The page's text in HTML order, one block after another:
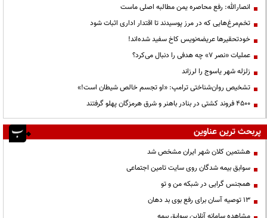
انصارالله: رفع محاصره یمن مطالبه اصلی ماست
تخم‌مرغ‌هایی که در مرز پوسیدند تا اقتدار اداری اثبات شود
خودتحقیرها عریضه‌نویس کاخ سفید شده‌اند!
عملیات «نصر ۷» چه هدفی را دنبال می‌کرد؟
زلزله شهر یاسوج را لرزاند
تشخیص روان‌شناختی ترامپ: «او تجسم خالص شیطان است!»
۴۵۰۰ فروند کشتی در بنادر باهنر و شرق هرمزگان پهلو گرفتند
پربحث ترین عناوین
هشتمین کلان شهر ایران مشخص شد
سوابق بیمه شدگان روی سایت تامین اجتماعی
همجنس گرایی در شبکه من و تو
13 توصیه آسان برای رفع بوی بد دهان